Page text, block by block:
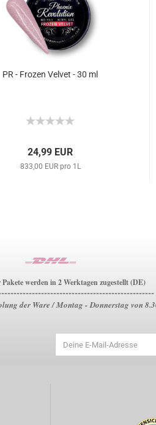
PR - Frozen Velvet - 30 ml
24,99 EUR
833,00 EUR pro 1L
werden in 2 Werktagen zugestellt (DE)
der Ware / Montag - Donnerstag von